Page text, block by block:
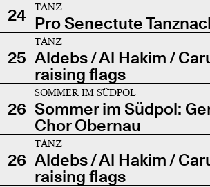
24
TANZ
Pro Senectute
25
TANZ
Aldebs / Al Hakim /
raising flags
26
SOMMER IM SÜDPOL
Sommer im Südpol:
Chor Obernau
26
TANZ
Aldebs / Al Hakim /
raising flags